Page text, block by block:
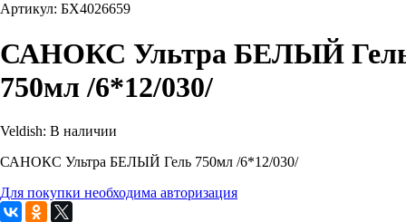
Артикул: БХ4026659
САНОКС Ультра БЕЛЫЙ
750мл /6*12/030/
Veldish: В наличии
САНОКС Ультра БЕЛЫЙ Гель 750мл /6*12/030/
Для покупки необходима авторизация